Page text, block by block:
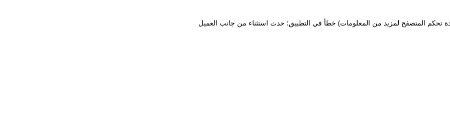
خطأ في التطبيق: حدث استثناء من جانب العميل تحكم المتصفح لمزيد من المعلومات)